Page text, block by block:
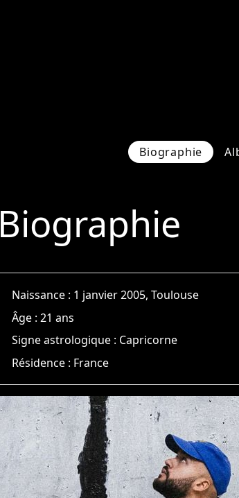
Biographie
Biographie
Naissance : 1 janvier 2005, Toulouse
Âge :21 ans
Signe astrologique : Capricorne
Résidence : France